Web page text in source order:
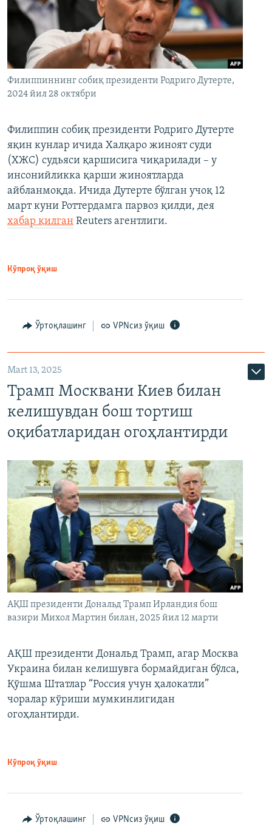
Филиппиннинг собиқ президенти Родриго Дутерте,
2024 йил 28 октябри
Филиппин собиқ президенти Родриго Дутерте
яқин кунлар ичида Халқаро жиноят суди
(ХЖС) судьяси қаршисига чиқарилади – у
инсонийликка қарши жиноятларда
айбланмоқда. Ичида Дутерте бўлган учоқ 12
март куни Роттердамга парвоз қилди, дея
хабар қилган Reuters агентлиги.
Кўпроқ ўқиш
Ўртоқлашинг VPNсиз ўқиш
Mart 13, 2025
Трамп Москвани Киев билан
келишувдан бош тортиш
оқибатларидан огоҳлантирди
АҚШ президенти Дональд Трамп Ирландия бош
вазири Михол Мартин билан, 2025 йил 12 марти
АҚШ президенти Дональд Трамп, агар Москва
Украина билан келишувга бормайдиган бўлса,
Қўшма Штатлар “Россия учун ҳалокатли”
чоралар кўриши мумкинлигидан
огоҳлантирди.
Кўпроқ ўқиш
Ўртоқлашинг VPNсиз ўқиш